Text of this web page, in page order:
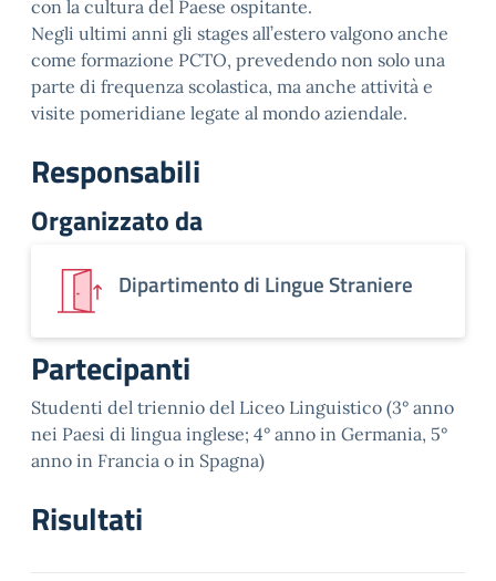
con la cultura del Paese ospitante.
Negli ultimi anni gli stages all’estero valgono anche
come formazione PCTO, prevedendo non solo una
parte di frequenza scolastica, ma anche attività e
visite pomeridiane legate al mondo aziendale.
Responsabili
Organizzato da
Dipartimento di Lingue Straniere
Partecipanti
Studenti del triennio del Liceo Linguistico (3° anno
nei Paesi di lingua inglese; 4° anno in Germania, 5°
anno in Francia o in Spagna)
Risultati